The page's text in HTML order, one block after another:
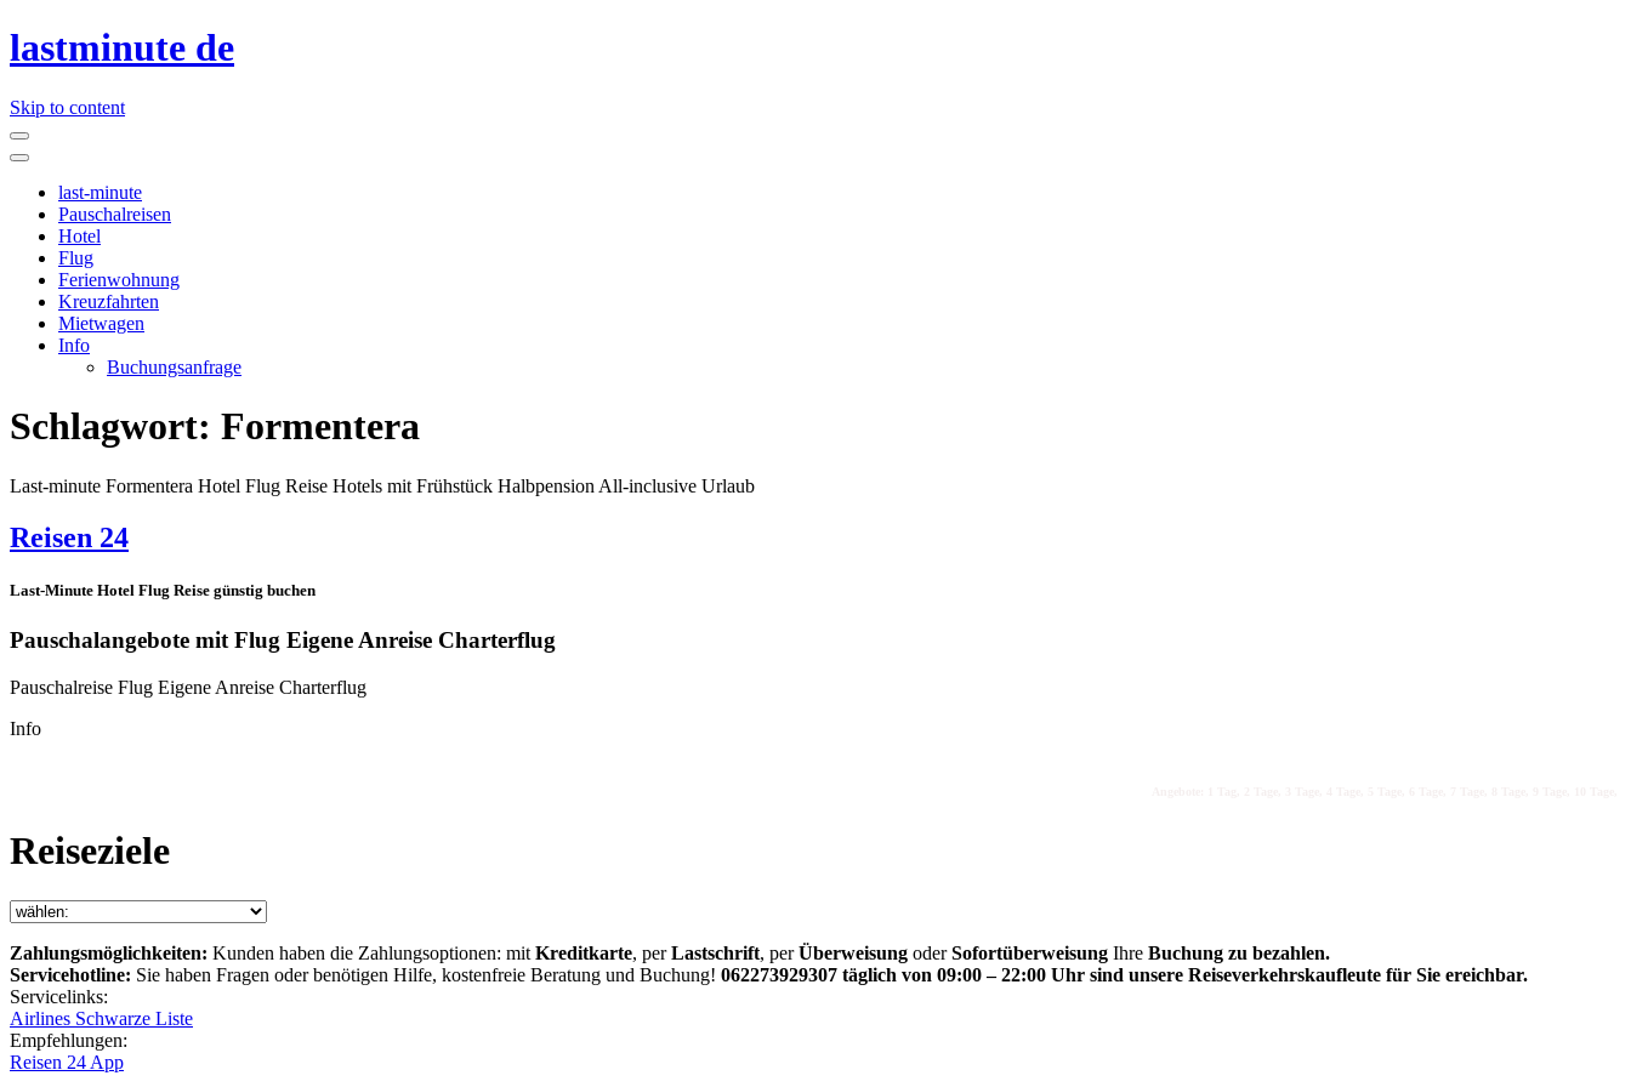
lastminute de
Skip to content
last-minute
Pauschalreisen
Hotel
Flug
Ferienwohnung
Kreuzfahrten
Mietwagen
Info
Buchungsanfrage
Schlagwort: Formentera
Last-minute Formentera Hotel Flug Reise Hotels mit Frühstück Halbpension All-inclusive Urlaub
Reisen 24
Last-Minute Hotel Flug Reise günstig buchen
Pauschalangebote mit Flug Eigene Anreise Charterflug
Pauschalreise Flug Eigene Anreise Charterflug
Info
Reiseziele
Zahlungsmöglichkeiten: Kunden haben die Zahlungsoptionen: mit Kreditkarte, perLastschrift, perÜberweisung oderSofortüberweisung Ihre Buchung zu bezahlen.
Servicehotline: Sie haben Fragen oder benötigen Hilfe, kostenfreie Beratung und Buchung! 062273929307 täglich von 09:00 – 22:00 Uhr sind unsere Reiseverkehrskaufleute für Sie ereichbar.
Servicelinks:
Airlines Schwarze Liste
Empfehlungen:
Reisen 24 App